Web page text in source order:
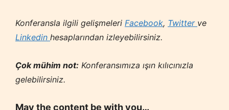
Konferansla ilgili gelişmeleri Facebook, Twitter ve
Linkedin hesaplarından izleyebilirsiniz.
Çok mühim not: Konferansımıza ışın kılıcınızla
gelebilirsiniz.
May the content be with you…